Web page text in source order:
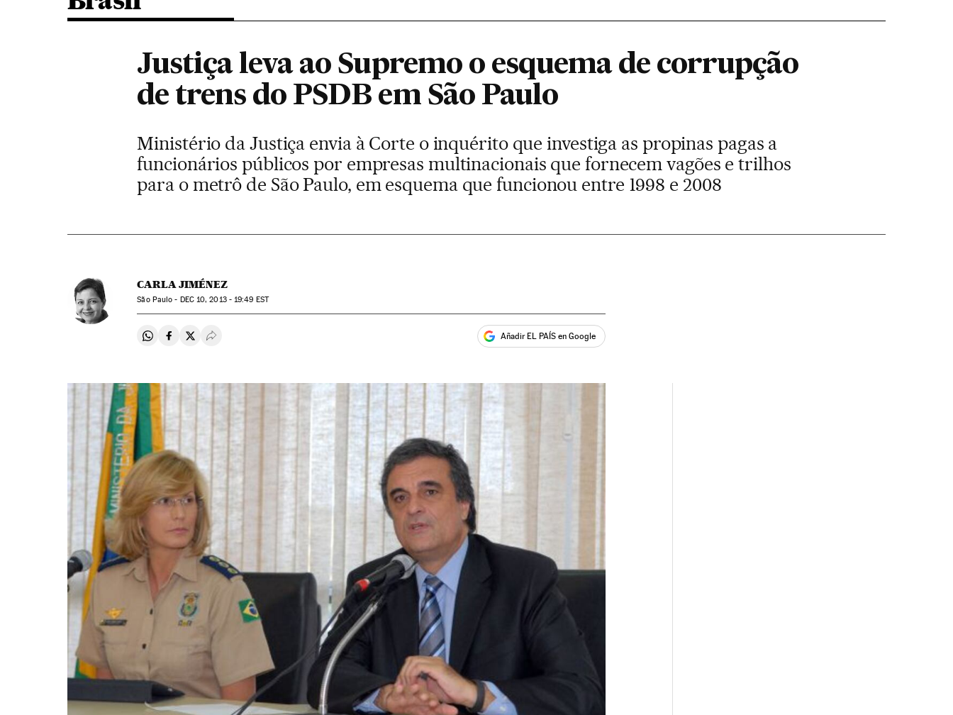
Justiça leva ao Supremo o esquema de corrupção
de trens do PSDB em São Paulo
Ministério da Justiça envia à Corte o inquérito que investiga as propinas pagas a
funcionários públicos por empresas multinacionais que fornecem vagões e trilhos
para o metrô de São Paulo, em esquema que funcionou entre 1998 e 2008
CARLA JIMÉNEZ
São Paulo - DEC10, 2013 - 19:49 EST
Compartir en Whatsapp
Compartir en Facebook
Compartir en Twitter
Desplegar Redes Sociales Añadir EL PAÍS en Google